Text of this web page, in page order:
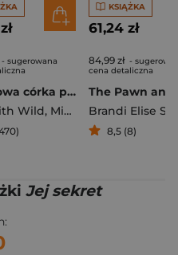
- sugerowana
Zmysłowa córka prezydenta
Wild, Michelle Mia
KSIĄŻKA
61,24 zł
84,99 zł -
cena detaliczna
Brandi Elise
8,5 (8)
Jej sekret